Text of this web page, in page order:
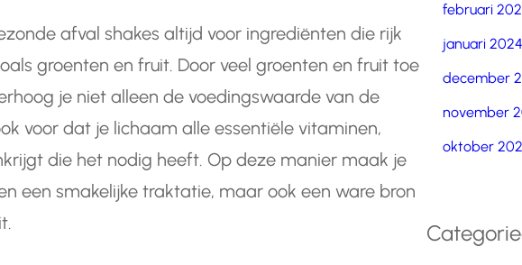
afval shakes altijd voor ingrediënten die rijk
groenten en fruit. Door veel groenten en fruit toe
je niet alleen de voedingswaarde van de
voor dat je lichaam alle essentiële vitaminen,
die het nodig heeft. Op deze manier maak je
een smakelijke traktatie, maar ook een ware bron
februari
januari 2024
december
november
oktober